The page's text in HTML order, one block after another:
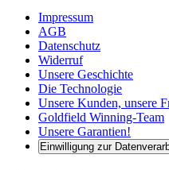
Impressum
AGB
Datenschutz
Widerruf
Unsere Geschichte
Die Technologie
Unsere Kunden, unsere
Goldfield Winning-Team
Unsere Garantien!
Einwilligung zur